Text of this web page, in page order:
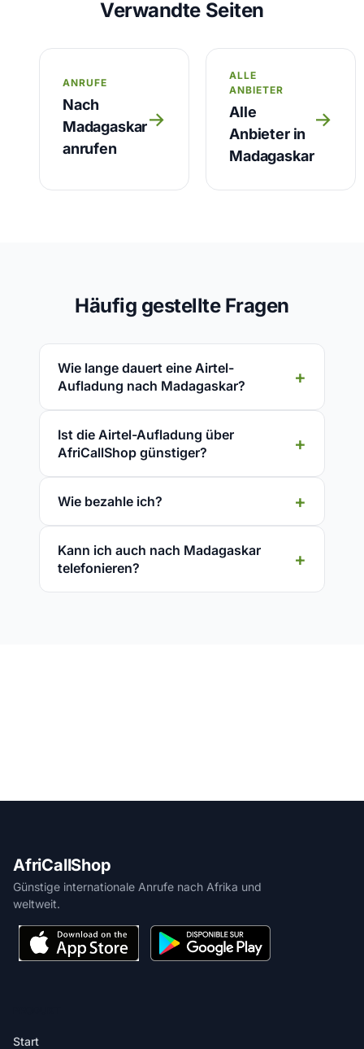
Verwandte Seiten
ANRUFE
Nach
Madagaskar
anrufen
→
ALLE
ANBIETER
Alle
Anbieter in
Madagaskar
→
Häufig gestellte Fragen
Wie lange dauert eine Airtel-
Aufladung nach Madagaskar?
Ist die Airtel-Aufladung über
AfriCallShop günstiger?
Wie bezahle ich?
Kann ich auch nach Madagaskar
telefonieren?
AfriCallShop
Günstige internationale Anrufe nach Afrika und
weltweit.
Start